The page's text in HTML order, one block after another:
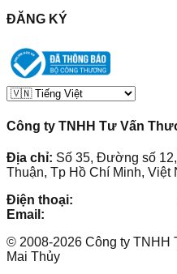
ĐĂNG KÝ
Công ty TNHH Tư Vấn
Địa chỉ: Số 35, Đường số
Thuận, Tp Hồ Chí Minh, Việt
Điện thoại:
Email:
© 2008-2026 Công ty TNHH
Mai Thủy